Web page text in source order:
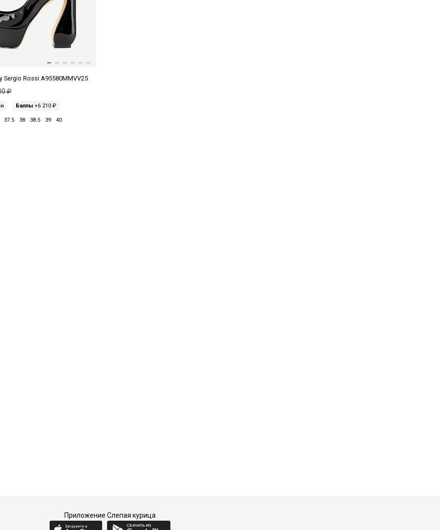
Sergio Rossi A95580MMVV25
₽
Баллы +6 210 ₽
37.5 38 38.5 39 40
Приложение Слепая курица